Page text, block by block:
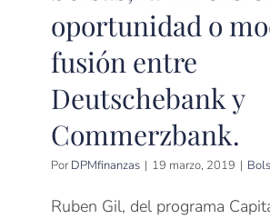
oportunidad o
fusión entre
Deutschebank y
Commerzbank.
PorDPMfinanzas | 19 marzo, 2019 |
Ruben Gil, del programa